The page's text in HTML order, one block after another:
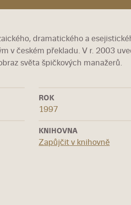
dramatického a
v českém překladu. V r. 2003
světa špičkových manažerů.
ROK
1997
KNIHOVNA
Zapůjčit v knihovně